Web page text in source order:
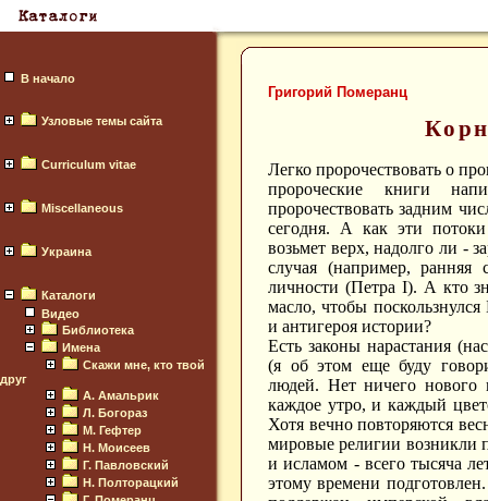
В начало
Узловые темы сайта
Curriculum vitae
Miscellaneous
Украина
Каталоги
Видео
Библиотека
Имена
Скажи мне, кто твой
друг
А. Амальрик
Л. Богораз
М. Гефтер
Н. Моисеев
Г. Павловский
Н. Полторацкий
Григорий Померанц
Легко пророчествовать о
пророческие книги
пророчествовать задним
сегодня. А как эти
возьмет верх, надолго ли -
случая (например,
личности (Петра I). А кто
масло, чтобы
и антигероя истории?
Есть законы нарастания
(я об этом еще буду
людей. Нет ничего
каждое утро, и каждый
Хотя вечно повторяются
мировые религии возникли
и исламом - всего тысяча
этому времени